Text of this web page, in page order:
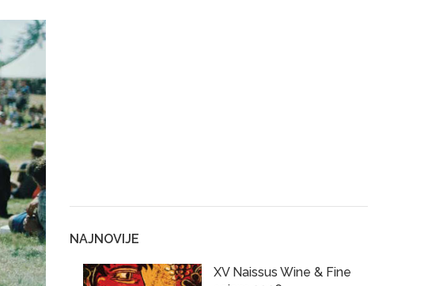
NAJNOVIJE
XV Naissus Wine & Fine